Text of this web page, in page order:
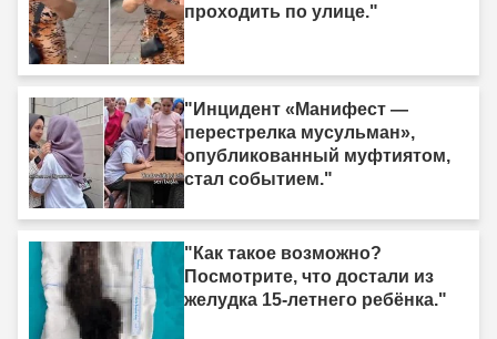
проходить по улице."
"Инцидент «Манифест —
перестрелка мусульман»,
опубликованный муфтиятом,
стал событием."
"Как такое возможно?
Посмотрите, что достали из
желудка 15-летнего ребёнка."